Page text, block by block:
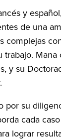
y
de una
complejas
y su
por su
cada
lograr